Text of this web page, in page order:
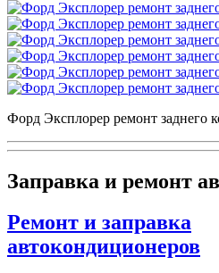
Форд Эксплорер ремонт заднего
Заправка и ремонт
Ремонт и заправка
автокондиционеров